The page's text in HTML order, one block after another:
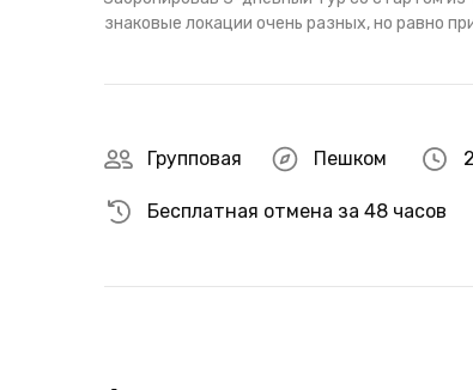
знаковые локации очень разных, но равно
Групповая Пешком
Бесплатная отмена за 48 часов